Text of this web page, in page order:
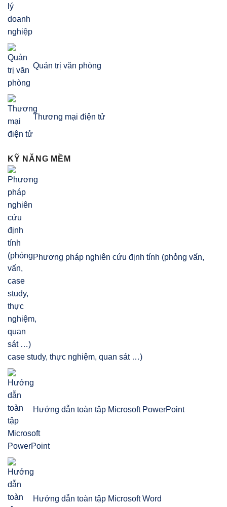
Quản trị văn phòng
Thương mại điện tử
KỸ NĂNG MỀM
Phương pháp nghiên cứu định tính (phỏng vấn,
case study, thực nghiệm, quan sát …)
Hướng dẫn toàn tập Microsoft PowerPoint
Hướng dẫn toàn tập Microsoft Word